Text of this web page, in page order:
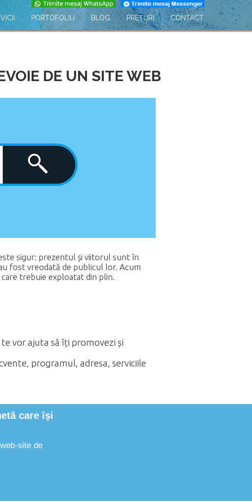
PORTOFOLIU BLOG PREȚURI CONTACT
DE UN SITE WEB
vor ajuta să îți promovezi și
programul, adresa, serviciile
sigur: prezentul și viitorul sunt în
fost vreodată de publicul lor. Acum
trebuie exploatat din plin.
site de
care își